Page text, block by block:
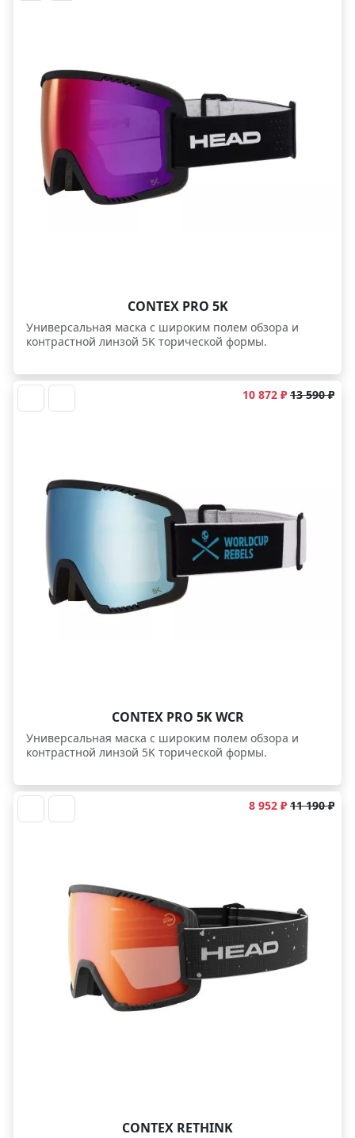
хорошо сочетается со шлемом. На внутренней
стороне ее стропы специальным образом нанесены
противоскользящие полоски силикона для улучшения
фиксации на шлеме. - Выпускается в трех размерах: S,
M и L - так что ее обводы легче подобрать под
пользователя, исходя из размера и индивидуальных
особенностей лица. Хит!
CONTEX PRO 5K
Универсальная маска с широким полем обзора и
контрастной линзой 5K торической формы.
10 872 ₽ 13 590 ₽
CONTEX PRO 5K WCR
Универсальная маска с широким полем обзора и
контрастной линзой 5K торической формы.
8 952 ₽ 11 190 ₽
CONTEX RETHINK